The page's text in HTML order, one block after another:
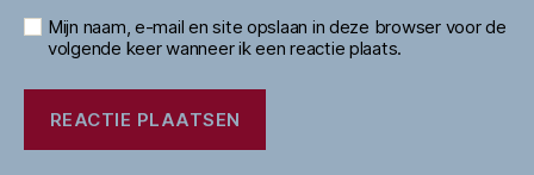
Mijn naam, e-mail en site opslaan in deze browser voor de
volgende keer wanneer ik een reactie plaats.